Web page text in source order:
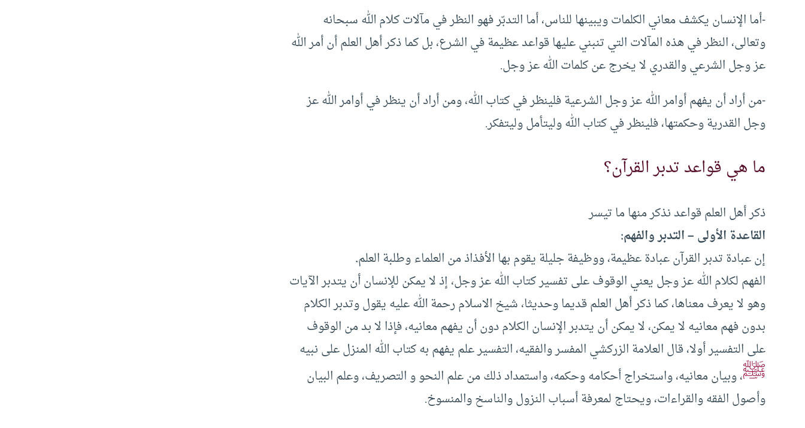
-أما الإنسان يكشف معاني الكلمات ويبينها للناس، أما التدبّر فهو النظر في مآلات كلام الله سبحانه
وتعالى، النظر في هذه المآلات التي تنبني عليها قواعد عظيمة في الشرع، بل كما ذكر أهل العلم أن أمر الله
عز وجل الشرعي والقدري لا يخرج عن كلمات الله عز وجل.
-من أراد أن يفهم أوامر الله عز وجل الشرعية فلينظر في كتاب الله، ومن أراد أن ينظر في أوامر الله عز
وجل القدرية وحكمتها، فلينظر في كتاب الله وليتأمل وليتفكر.
ما هي قواعد تدبر القرآن؟
ذكر أهل العلم قواعد نذكر منها ما تيسر
القاعدة الأولى – التدبر والفهم:
إن عبادة تدبر القرآن عبادة عظيمة، ووظيفة جليلة يقوم بها الأفذاذ من العلماء وطلبة العلم.
الفهم لكلام الله عز وجل يعني الوقوف على تفسير كتاب الله عز وجل، إذ لا يمكن للإنسان أن يتدبر الآيات
وهو لا يعرف معناها، كما ذكر أهل العلم قديما وحديثا، شيخ الاسلام رحمة الله عليه يقول وتدبر الكلام
بدون فهم معانيه لا يمكن، لا يمكن أن يتدبر الإنسان الكلام دون أن يفهم معانيه، فإذا لا بد من الوقوف
على التفسير أولا، قال العلامة الزركشي المفسر والفقيه، التفسير علم يفهم به كتاب الله المنزل على نبيه
ﷺ، وبيان معانيه، واستخراج أحكامه وحكمه، واستمداد ذلك من علم النحو و التصريف، وعلم البيان
وأصول الفقه والقراءات، ويحتاج لمعرفة أسباب النزول والناسخ والمنسوخ.